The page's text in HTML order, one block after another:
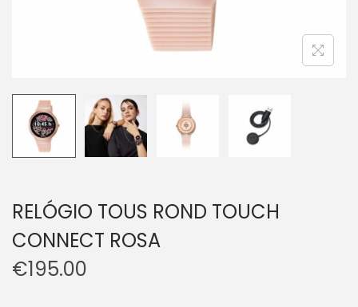
RELÓGIO TOUS ROND TOUCH
CONNECT ROSA
€195.00